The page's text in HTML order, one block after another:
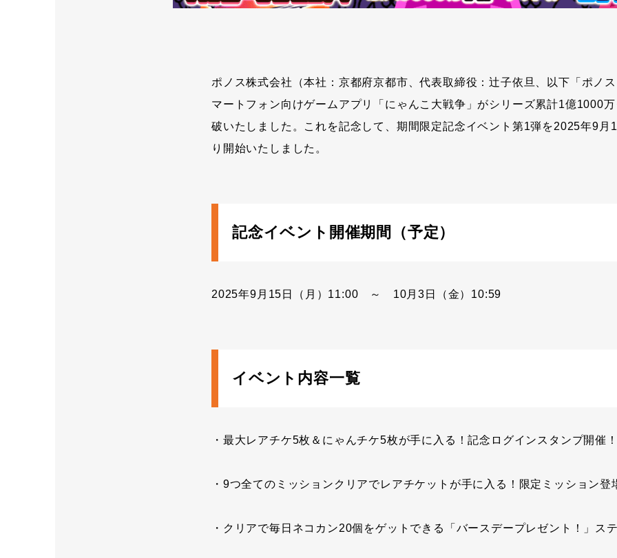
ポノス株式会社（本社：京都府京都市、代表取締役：辻子依旦、以下「ポノ
マートフォン向けゲームアプリ「にゃんこ大戦争」がシリーズ累計1億1000
破いたしました。これを記念して、期間限定記念イベント第1弾を2025年9月
り開始いたしました。
記念イベント開催期間（予定）
2025年9月15日（月）11:00 ～ 10月3日（金）10:59
イベント内容一覧
・最大レアチケ5枚＆にゃんチケ5枚が手に入る！記念ログインスタンプ開催
・9つ全てのミッションクリアでレアチケットが手に入る！限定ミッション登
・クリアで毎日ネコカン20個をゲットできる「バースデープレゼント！」ス